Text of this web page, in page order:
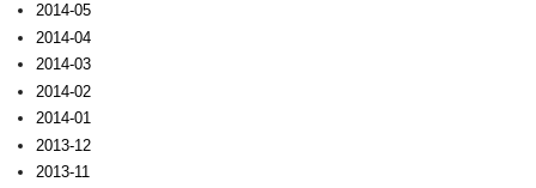
2014-05
2014-04
2014-03
2014-02
2014-01
2013-12
2013-11